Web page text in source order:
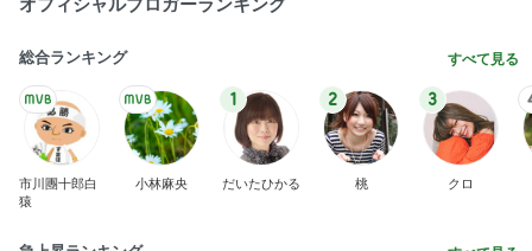
総合ランキング すべて見る
市川團十郎白
猿
小林麻央
1
だいたひかる
2
桃
3
クロ